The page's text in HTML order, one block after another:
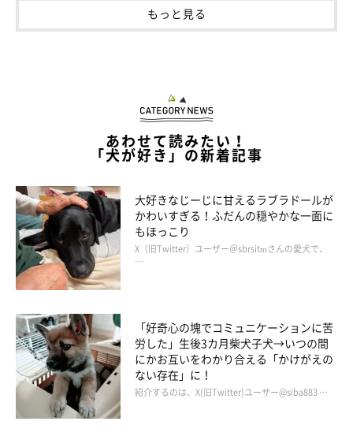
生後4カ月を迎えたるいくん。「重すぎて飼い主限界」とコメントも！
@rui___husky
飼い主さんによると、るいくんは「生後4カ月を過ぎた頃から劇
的な成長を見せた」のだとか。
まで成長。たった2カ月でここまで大きくなるとは、飼い主さん
も驚いたようです。
もっと見る
あわせて読みたい！
「犬が好き」の新着記事
大好きなじーじに甘えるラブラドールが
かわいすぎる！ふだんの穏やかな一面に
もほっこり
X（旧Twitter）ユーザー＠sbrsitmさんの愛犬で、
…
「好奇心の塊でコミュニケーションに苦
労した」生後3カ月柴犬子犬→いつの間
にかお互いをわかり合える「かけがえの
ない存在」に！
紹介するのは、X(旧Twitter)ユーザー@siba883 …